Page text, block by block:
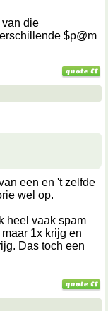
van die
$p@m
een en 't zelfde
wel op.
heel vaak spam
1x krijg en
Das toch een